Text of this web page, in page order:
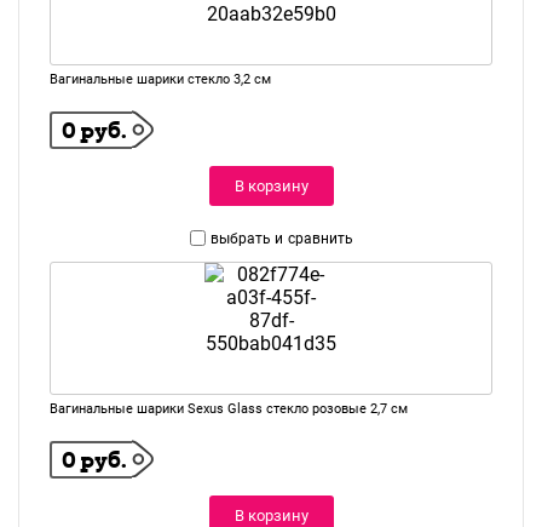
Вагинальные шарики стекло 3,2 см
0 руб.
В корзину
выбрать и сравнить
Вагинальные шарики Sexus Glass стекло розовые 2,7 см
0 руб.
В корзину